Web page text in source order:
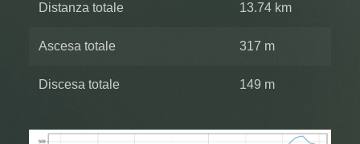
Distanza totale 13.74 km
Ascesa totale 317 m
Discesa totale 149 m